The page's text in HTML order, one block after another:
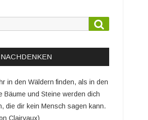
in den Wäldern finden, als in den
Bäume und Steine werden dich
die dir kein Mensch sagen kann.
Clairvaux)